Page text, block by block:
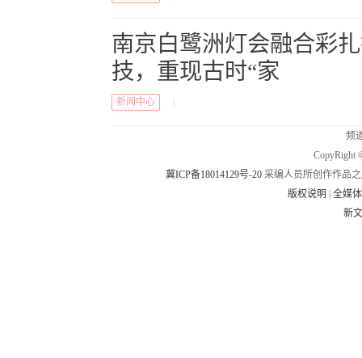
南京白鹭洲灯会融合彩
技，重现古时“家
新闻中心
频
CopyRight
冀ICP备18014129号-20 采编人员所创作作品
版权说明
|全媒
新